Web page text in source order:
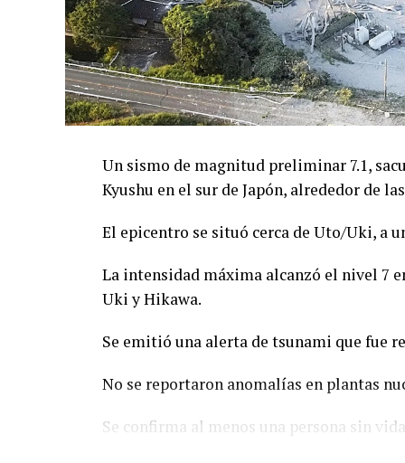
Un sismo de magnitud preliminar 7.1,
Kyushu en el sur de Japón, alrededor de
El epicentro se situó cerca de Uto/Uki, a
La intensidad máxima alcanzó el nivel 7
Uki y Hikawa.
Se emitió una alerta de tsunami que fue
No se reportaron anomalías en plantas
Se confirma al menos una persona sin